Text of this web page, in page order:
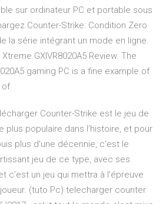
sur ordinateur PC et portable sous
Counter-Strike: Condition Zero
la série intégrant un mode en ligne.
GXIVR8020A5 Review. The
gaming PC is a fine example of
of
Counter-Strike est le jeu de
plus populaire dans l'histoire, et pour
plus d'une décennie, c’est le
jeu de ce type, avec ses
c’est un jeu qui mettra à l’épreuve
(tuto Pc) telecharger counter